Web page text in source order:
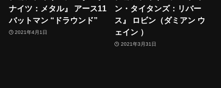
ナイツ：メタル』 アース11
バットマン “ドラウンド”
2021年4月1日
ン・タイタンズ：リバー
ス』 ロビン（ダミアン ウ
ェイン ）
2021年3月31日